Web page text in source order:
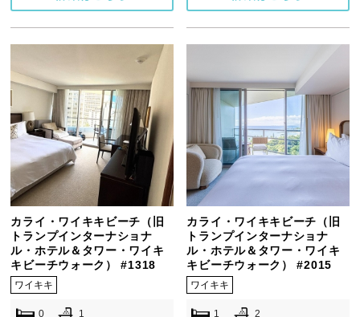
カライ・ワイキキビーチ（旧
トランプインターナショナ
ル・ホテル＆タワー・ワイキ
キビーチウォーク） #1318
ワイキキ
0 1
カライ・ワイキキビーチ（旧
トランプインターナショナ
ル・ホテル＆タワー・ワイキ
キビーチウォーク） #2015
ワイキキ
1 2